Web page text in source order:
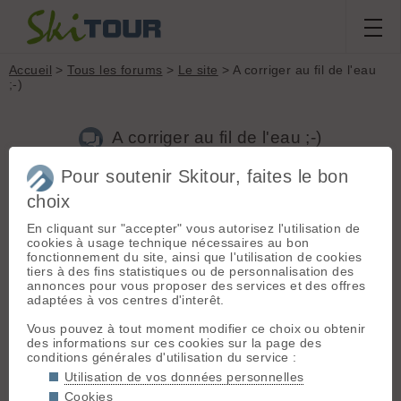
Accueil >Tous les forums > Le site > A corriger au fil de l'eau
;-)
A corriger au fil de l'eau ;-)
Nouveau sujet
Voir tous les sujets Chercher Archives
J
Jakyv[78posts] - Le 10/05/2021 19:25
Départs à supprimer (doublons incomplets sans sortie ni topo)
2255 virage de Creternas 1608 Alpes Grées N 0 0
2485 Bon conseil 1559 Alpes Grées N 0 0
Pour soutenir Skitour, faites le bon
choix
En cliquant sur "accepter" vous autorisez l'utilisation de
cookies à usage technique nécessaires au bon
fonctionnement du site, ainsi que l'utilisation de cookies
tiers à des fins statistiques ou de personnalisation des
annonces pour vous proposer des services et des offres
adaptées à vos centres d'interêt.
Vous pouvez à tout moment modifier ce choix ou obtenir
des informations sur ces cookies sur la page des
conditions générales d'utilisation du service :
Utilisation de vos données personnelles
Cookies